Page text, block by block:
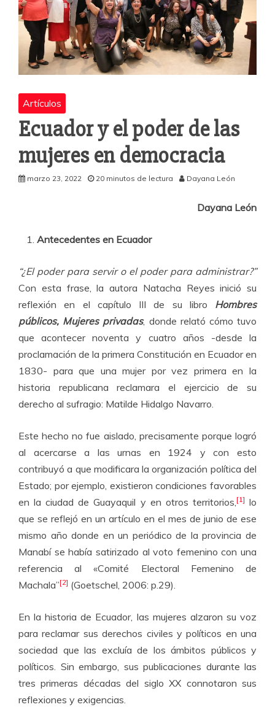
Artículos
Ecuador y el poder de las
mujeres en democracia
marzo 23, 2022 20 minutos de lectura Dayana León
Dayana León
Antecedentes en Ecuador
“¿El poder para servir o el poder para administrar?”
Con esta frase, la autora Natacha Reyes inició su
reflexión en el capítulo III de su libro Hombres
públicos, Mujeres privadas, donde relató cómo tuvo
que acontecer noventa y cuatro años -desde la
proclamación de la primera Constitución en Ecuador en
1830- para que una mujer por vez primera en la
historia republicana reclamara el ejercicio de su
derecho al sufragio: Matilde Hidalgo Navarro.
Este hecho no fue aislado, precisamente porque logró
al acercarse a las urnas en 1924 y con esto
contribuyó a que modificara la organización política del
Estado; por ejemplo, existieron condiciones favorables
en la ciudad de Guayaquil y en otros territorios,[1] lo
que se reflejó en un artículo en el mes de junio de ese
mismo año donde en un periódico de la provincia de
Manabí se había satirizado al voto femenino con una
referencia al «Comité Electoral Femenino de
Machala”[2] (Goetschel, 2006: p.29).
En la historia de Ecuador, las mujeres alzaron su voz
para reclamar sus derechos civiles y políticos en una
sociedad que las excluía de los ámbitos públicos y
políticos. Sin embargo, sus publicaciones durante las
tres primeras décadas del siglo XX connotaron sus
reflexiones y exigencias.